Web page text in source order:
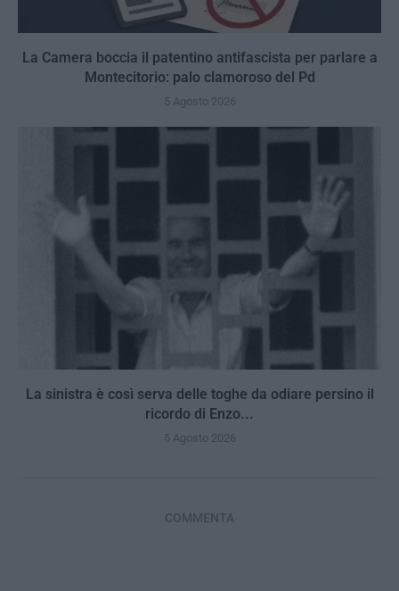
La Camera boccia il patentino antifascista per parlare a
Montecitorio: palo clamoroso del Pd
5 Agosto 2026
La sinistra è così serva delle toghe da odiare persino il
ricordo di Enzo...
5 Agosto 2026
COMMENTA